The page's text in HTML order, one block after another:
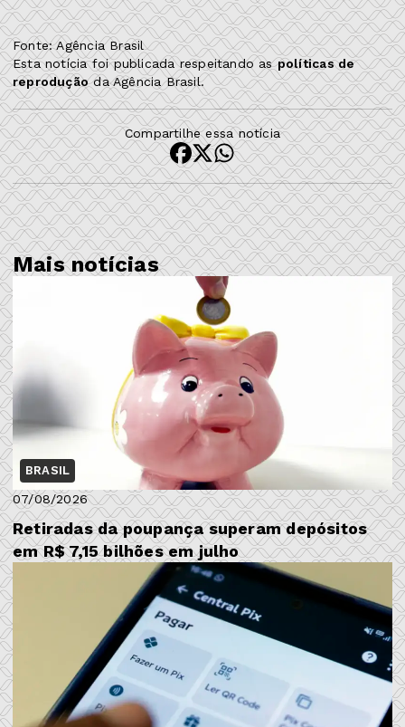
Fonte: Agência Brasil
Esta notícia foi publicada respeitando aspolíticas de
reproduçãoda Agência Brasil.
Compartilhe essa notícia
Mais notícias
BRASIL
07/08/2026
Retiradas da poupança superam depósitos
em R$ 7,15 bilhões em julho